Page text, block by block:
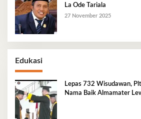
La Ode Tariala
27 November 2025
Edukasi
Lepas 732 Wisudawan,
Nama Baik Almamater